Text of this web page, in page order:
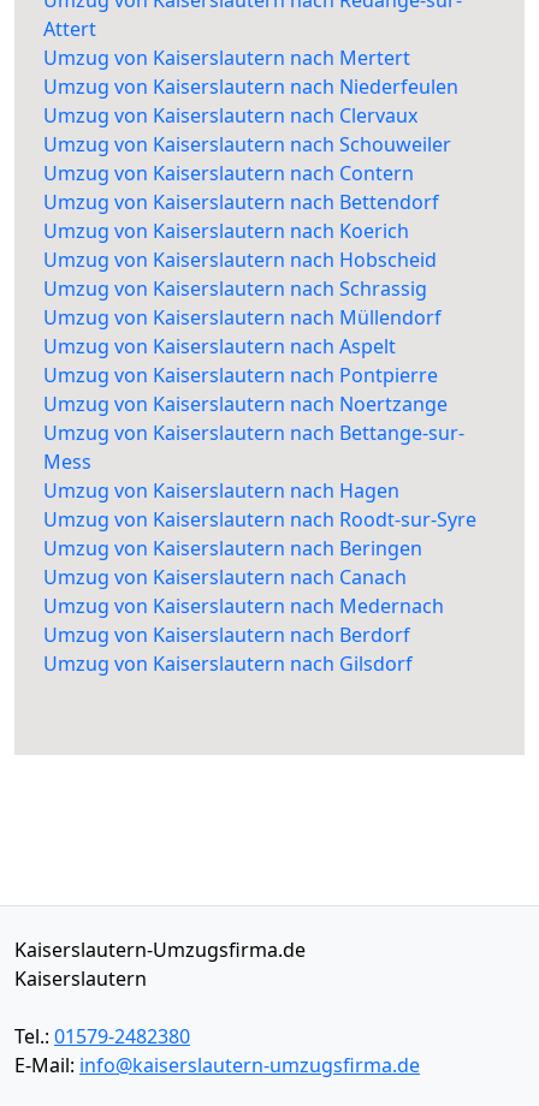
Attert
Umzug von Kaiserslautern nach Mertert
Umzug von Kaiserslautern nach Niederfeulen
Umzug von Kaiserslautern nach Clervaux
Umzug von Kaiserslautern nach Schouweiler
Umzug von Kaiserslautern nach Contern
Umzug von Kaiserslautern nach Bettendorf
Umzug von Kaiserslautern nach Koerich
Umzug von Kaiserslautern nach Hobscheid
Umzug von Kaiserslautern nach Schrassig
Umzug von Kaiserslautern nach Müllendorf
Umzug von Kaiserslautern nach Aspelt
Umzug von Kaiserslautern nach Pontpierre
Umzug von Kaiserslautern nach Noertzange
Umzug von Kaiserslautern nach Bettange-sur-
Mess
Umzug von Kaiserslautern nach Hagen
Umzug von Kaiserslautern nach Roodt-sur-Syre
Umzug von Kaiserslautern nach Beringen
Umzug von Kaiserslautern nach Canach
Umzug von Kaiserslautern nach Medernach
Umzug von Kaiserslautern nach Berdorf
Umzug von Kaiserslautern nach Gilsdorf
Kaiserslautern-Umzugsfirma.de
Kaiserslautern
Tel.: 01579-2482380
E-Mail: info@kaiserslautern-umzugsfirma.de